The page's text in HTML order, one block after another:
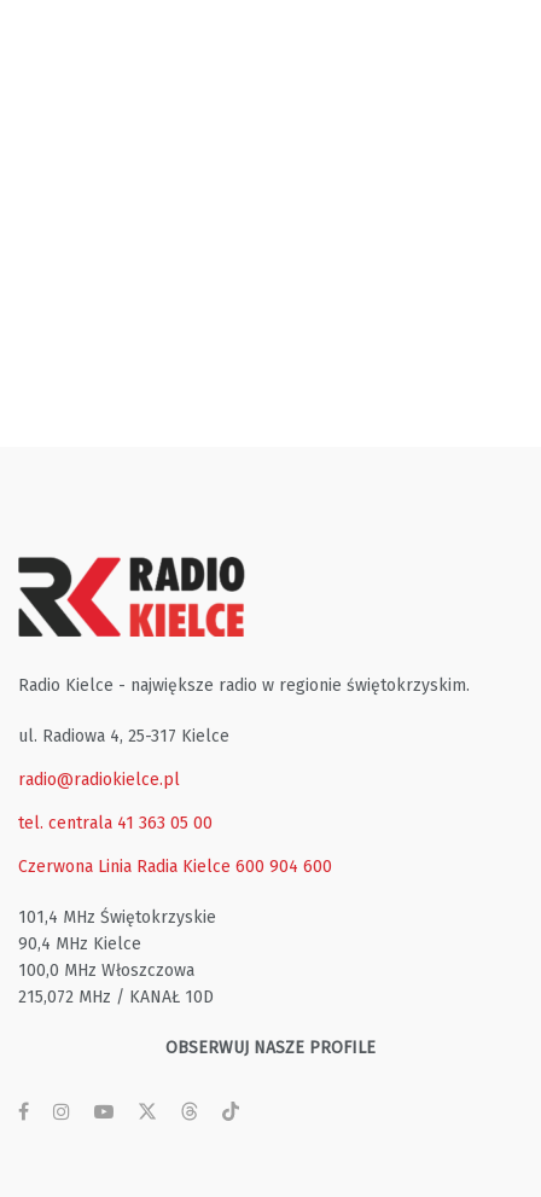
Radio Kielce - największe radio w regionie świętokrzyskim.
ul. Radiowa 4, 25-317 Kielce
radio@radiokielce.pl
tel. centrala 41 363 05 00
Czerwona Linia Radia Kielce 600 904 600
101,4 MHz Świętokrzyskie
90,4 MHz Kielce
100,0 MHz Włoszczowa
215,072 MHz / KANAŁ 10D
OBSERWUJ NASZE PROFILE